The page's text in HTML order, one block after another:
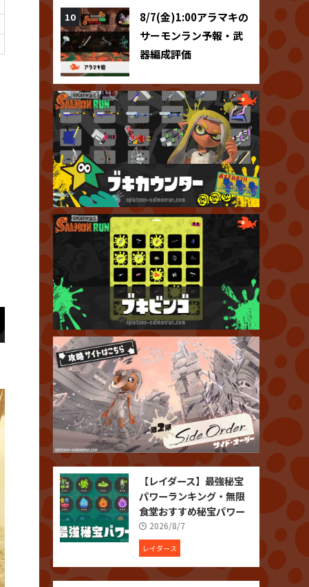
8/7(金)1:00アラマキの
サーモンラン予報・武
器編成評価
【レイダース】最強秘宝
パワーランキング・無限
食堂おすすめ秘宝パワー
2026/8/7
レイダース